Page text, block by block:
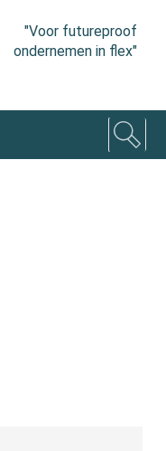
"Voor futureproof
ondernemen in flex"